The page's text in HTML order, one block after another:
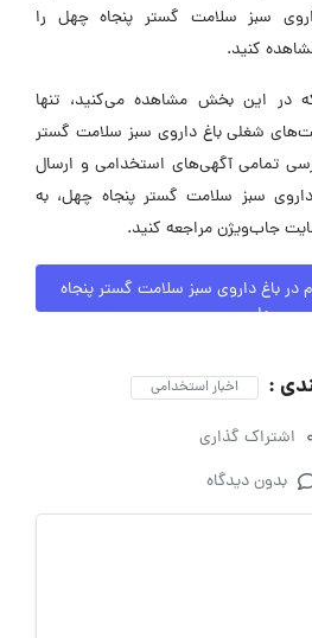
سبز سلامت گستر پنجاه چهل را
کنید.
در این بخش مشاهده می‌کنید، تنها
شغلی باغ داروی سبز سلامت گستر
تمامی آگهی‌های استخدامی و ارسال
سبز سلامت گستر پنجاه چهل، به
جاب‌ویژن مراجعه کنید.
باغ داروی سبز سلامت گستر پنجاه
چهل
: اخبار استخدامی
اشتراک گذاری
بدون دیدگاه